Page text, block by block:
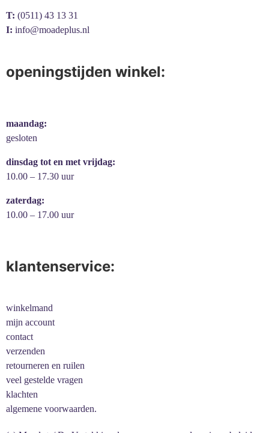
T: (0511) 43 13 31
I: info@moadeplus.nl
openingstijden winkel:
maandag:
gesloten
dinsdag tot en met vrijdag:
10.00 – 17.30 uur
zaterdag:
10.00 – 17.00 uur
klantenservice:
winkelmand
mijn account
contact
verzenden
retourneren en ruilen
veel gestelde vragen
klachten
algemene voorwaarden.